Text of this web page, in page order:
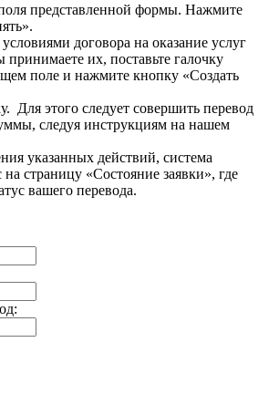
представленной формы. Нажмите
договора на оказание услуг
принимаете их, поставьте галочку
поле и нажмите кнопку «Создать
Для этого следует совершить перевод
следуя инструкциям на нашем
указанных действий, система
на страницу «Состояние заявки», где
вашего перевода.